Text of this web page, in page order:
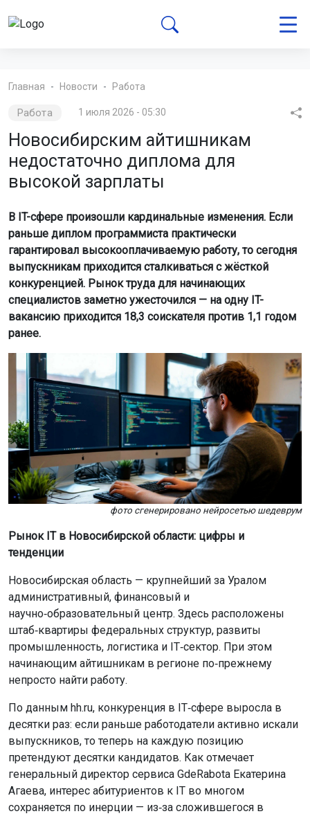
Главная Новости Работа
Работа 1 июля 2026 - 05:30
Новосибирским айтишникам
недостаточно диплома для
высокой зарплаты
В IT-сфере произошли кардинальные изменения. Если
раньше диплом программиста практически
гарантировал высокооплачиваемую работу, то сегодня
выпускникам приходится сталкиваться с жёсткой
конкуренцией. Рынок труда для начинающих
специалистов заметно ужесточился — на одну IT-
вакансию приходится 18,3 соискателя против 1,1 годом
ранее.
фото сгенерировано нейросетью шедеврум
Рынок IT в Новосибирской области: цифры и
тенденции
Новосибирская область — крупнейший за Уралом
административный, финансовый и
научно‑образовательный центр. Здесь расположены
штаб‑квартиры федеральных структур, развиты
промышленность, логистика и IT‑сектор. При этом
начинающим айтишникам в регионе по‑прежнему
непросто найти работу.
По данным hh.ru, конкуренция в IT‑сфере выросла в
десятки раз: если раньше работодатели активно искали
выпускников, то теперь на каждую позицию
претендуют десятки кандидатов. Как отмечает
генеральный директор сервиса GdeRabota Екатерина
Агаева, интерес абитуриентов к IT во многом
сохраняется по инерции — из‑за сложившегося в